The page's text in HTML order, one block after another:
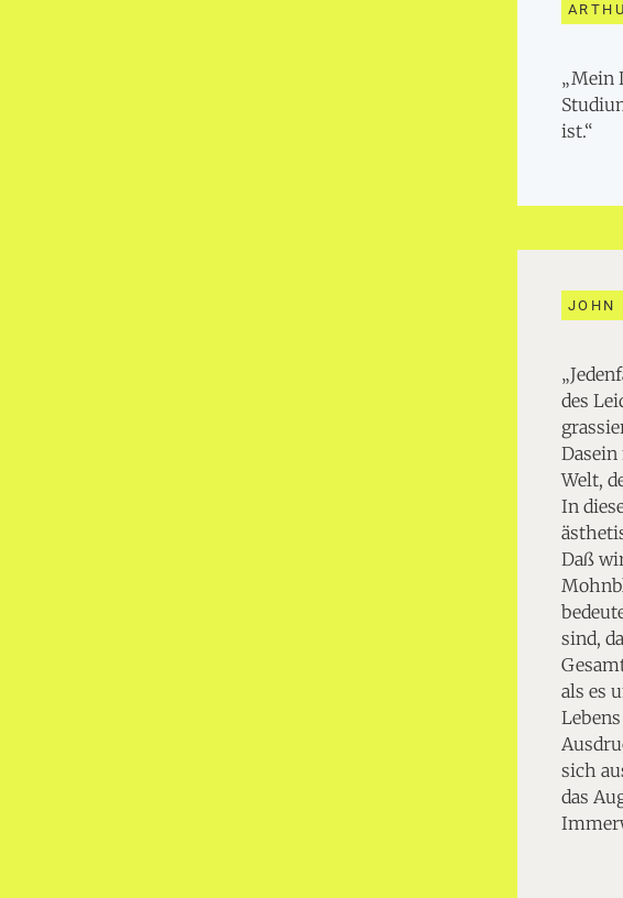
„Mein
ist.“
JOHN
des
Welt,
In
Daß
sind,
als es
sich
das